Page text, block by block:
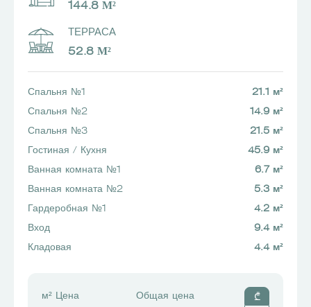
144.8 М²
ТЕРРАСА
52.8 М²
Спальня №1
21.1 м²
Спальня №2
14.9 м²
Спальня №3
21.5 м²
Гостиная / Кухня
45.9 м²
Ванная комната №1
6.7 м²
Ванная комната №2
5.3 м²
Гардеробная №1
4.2 м²
Вход
9.4 м²
Кладовая
4.4 м²
м² Цена Общая цена
₾